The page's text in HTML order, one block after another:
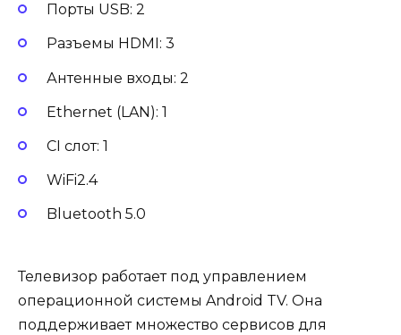
Порты USB: 2
Разъемы HDMI: 3
Антенные входы: 2
Ethernet (LAN): 1
CI слот: 1
WiFi2.4
Bluetooth 5.0
Телевизор работает под управлением
операционной системы Android TV. Она
поддерживает множество сервисов для